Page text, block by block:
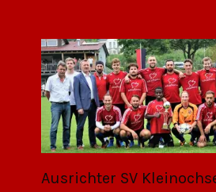
Ausrichter SV